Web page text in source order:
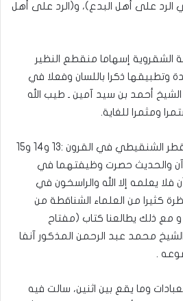
في الرد على أهل البدع)، و(الرد على أهل
الشقروية إسهاما منقطع النظير
وتطبيقها ذكرا باللسان وفعلا في
الشيخ أحمد بن سيد آمين ـ طيب الله
ومثمرا للغاية.
التفسير: لقد سادت في القطر الشنقيطي في القرون :13 و14 و15
والحديث حصرت وظيفتهما في
فلا يعلمه إلا الله والراسخون في
كثيرا من العلماء الشناقطة من
و مع ذلك يطالعنا كتاب (مفتاح
محمد عبد الرحمن المذكور آنفا
.
وما يقع بين اثنين، سالت فيه